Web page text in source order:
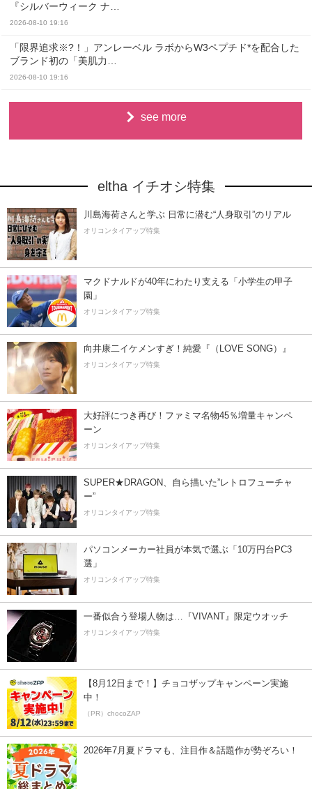
『シルバーウィーク ナ…
2026-08-10 19:16
「限界追求※?！」アンレーベル ラボからW3ペプチド*を配合した
ブランド初の「美肌力…
2026-08-10 19:16
see more
eltha イチオシ特集
川島海荷さんと学ぶ 日常に潜む“人身取引”のリアル
オリコンタイアップ特集
マクドナルドが40年にわたり支える「小学生の甲子
園」
オリコンタイアップ特集
向井康二イケメンすぎ！純愛『（LOVE SONG）』
オリコンタイアップ特集
大好評につき再び！ファミマ名物45％増量キャンペ
ーン
オリコンタイアップ特集
SUPER★DRAGON、自ら描いた”レトロフューチャ
ー”
オリコンタイアップ特集
パソコンメーカー社員が本気で選ぶ「10万円台PC3
選」
オリコンタイアップ特集
一番似合う登場人物は…『VIVANT』限定ウオッチ
オリコンタイアップ特集
【8月12日まで！】チョコザップキャンペーン実施
中！
（PR）chocoZAP
2026年7月夏ドラマも、注目作＆話題作が勢ぞろい！